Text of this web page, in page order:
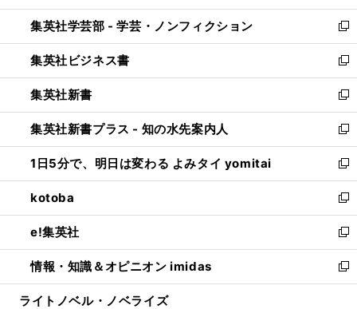
開
く
ウ
で
開
く
ン
ド
ウ
で
開
く
ウ
ィ
ン
ド
ウ
で
開
く
集英社学芸部 - 学芸・ノンフィクション
新
し
い
ウ
ィ
ン
ド
ウ
で
開
く
集英社ビジネス書
新
し
い
ウ
ィ
ン
ド
ウ
で
開
く
集英社新書
新
し
い
ウ
ィ
ン
ド
ウ
で
開
く
集英社新書プラス - 知の水先案内人
新
し
い
ウ
ィ
ン
ド
ウ
で
開
1日5分で、明日は変わる よみタイ yomitai
新
し
い
ウ
ィ
ン
ド
ウ
kotoba
新
し
い
ウ
ィ
ン
e!集英社
新
し
い
ウ
情報・知識＆オピニオン imidas
新
し
ライトノベル・ノベライズ